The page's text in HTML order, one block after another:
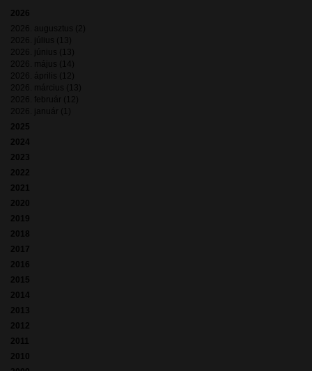
2026
2026. augusztus (2)
2026. július (13)
2026. június (13)
2026. május (14)
2026. április (12)
2026. március (13)
2026. február (12)
2026. január (1)
2025
2024
2023
2022
2021
2020
2019
2018
2017
2016
2015
2014
2013
2012
2011
2010